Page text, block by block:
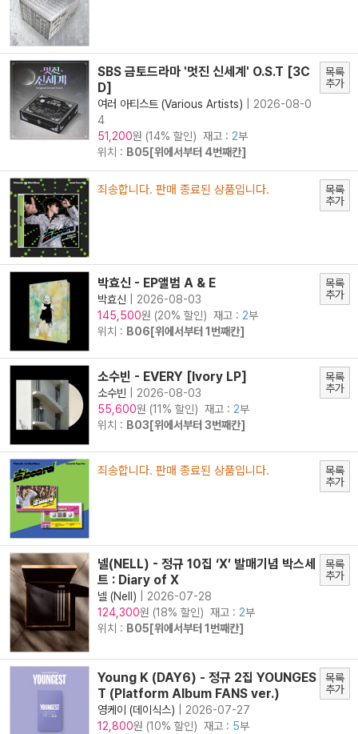
SBS 금토드라마 '멋진 신세계' O.S.T [3C
D]
여러 아티스트 (Various Artists)
2026-08-0
4
51,200원 (14% 할인) 재고 : 2부
위치 : B05[위에서부터 4번째칸]
목록
추가
죄송합니다. 판매 종료된 상품입니다.
목록
추가
박효신 - EP앨범 A & E
박효신 2026-08-03
145,500원 (20% 할인) 재고 : 2부
위치 : B06[위에서부터 1번째칸]
목록
추가
소수빈 - EVERY [Ivory LP]
소수빈 2026-08-03
55,600원 (11% 할인) 재고 : 2부
위치 : B03[위에서부터 3번째칸]
목록
추가
죄송합니다. 판매 종료된 상품입니다.
목록
추가
넬(NELL) - 정규 10집 ‘X’ 발매기념 박스세
트 : Diary of X
넬 (Nell) 2026-07-28
124,300원 (18% 할인) 재고 : 2부
위치 : B05[위에서부터 1번째칸]
목록
추가
Young K (DAY6) - 정규 2집 YOUNGES
T (Platform Album FANS ver.)
영케이 (데이식스) 2026-07-27
12,800원 (10% 할인) 재고 : 5부
목록
추가